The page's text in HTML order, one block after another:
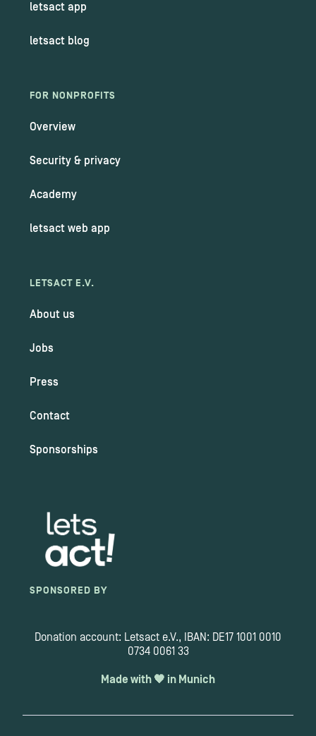
letsact app
letsact blog
FOR NONPROFITS
Overview
Security & privacy
Academy
letsact web app
LETSACT E.V.
About us
Jobs
Press
Contact
Sponsorships
SPONSORED BY
Donation account: Letsact e.V., IBAN: DE17 1001 0010
0734 0061 33
Made with 🧡 in Munich